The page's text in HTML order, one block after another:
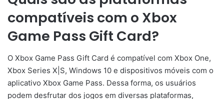
compatíveis com o Xbox
Game Pass Gift Card?
O Xbox Game Pass Gift Card é compatível com Xbox One,
Xbox Series X|S, Windows 10 e dispositivos móveis com o
aplicativo Xbox Game Pass. Dessa forma, os usuários
podem desfrutar dos jogos em diversas plataformas,